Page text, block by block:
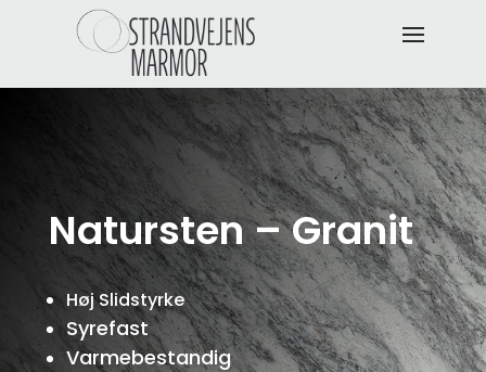
Natursten – Granit
Høj Slidstyrke
Syrefast
Varmebestandig